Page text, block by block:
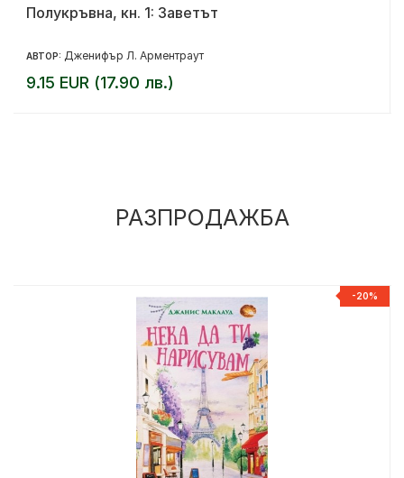
Полукръвна, кн. 1: Заветът
АВТОР: Дженифър Л. Арментраут
9.15 EUR (17.90 лв.)
РАЗПРОДАЖБА
-20%